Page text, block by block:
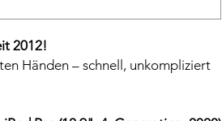
2012!
Händen – schnell, unkompliziert